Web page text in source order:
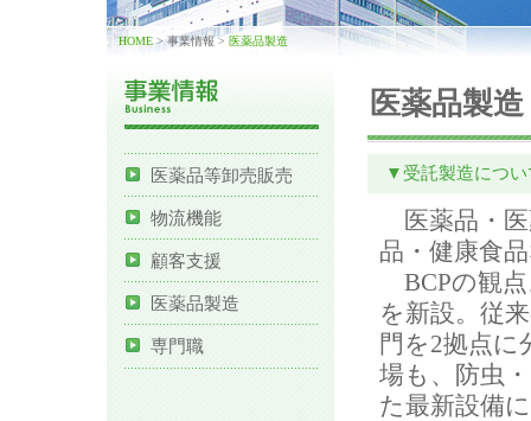
HOME > 事業情報> 医薬品製造
医薬品製
▼受託製造につい
医薬品・医
品・健康食
BCPの観点
を新設。従
門を2拠点
場も、防虫
た最新設備
医薬品等卸売販売
物流機能
顧客支援
医薬品製造
専門職